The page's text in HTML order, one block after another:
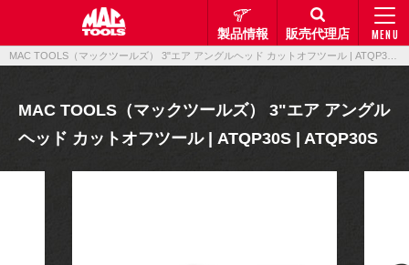
MENU
製品情報 販売代理店
MAC TOOLS（マックツールズ） 3"エア アングル
ヘッド カットオフツール | ATQP30S | ATQP30S